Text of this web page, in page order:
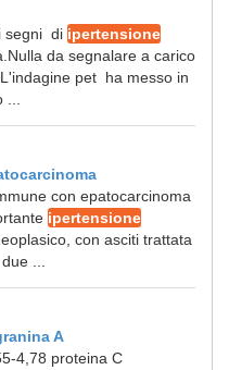
segni di ipertensione
da segnalare a carico
pet ha messo in
con epatocarcinoma
ipertensione
con asciti trattata
...
A
4,78 proteina C